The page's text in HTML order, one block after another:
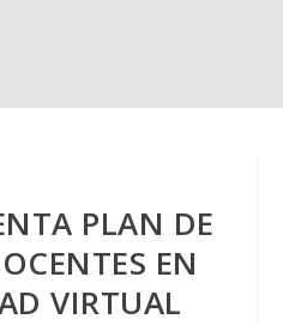
PLAN DE
EN
VIRTUAL